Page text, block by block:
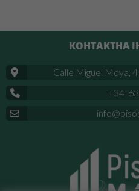
КОНТАКТНА
Calle Miguel Moya,
+34